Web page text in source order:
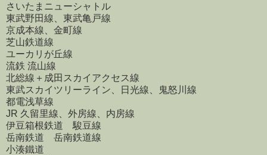
さいたまニューシャトル
東武野田線、東武亀戸線
京成本線、金町線
芝山鉄道線
ユーカリが丘線
流鉄 流山線
北総線＋成田スカイアクセス線
東武スカイツリーライン、日光線、鬼怒川線
都電浅草線
JR 久留里線、外房線、内房線
伊豆箱根鉄道 駿豆線
岳南鉄道 岳南鉄道線
小湊鐵道